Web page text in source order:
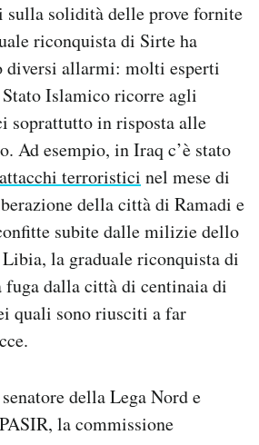
solidità delle prove fornite
riconquista di Sirte ha
diversi allarmi: molti esperti
Stato Islamico ricorre agli
soprattutto in risposta alle
Ad esempio, in Iraq c’è stato
terroristici nel mese di
della città di Ramadi e
subite dalle milizie dello
la graduale riconquista di
fuga dalla città di centinaia di
quali sono riusciti a far
della Lega Nord e
la commissione